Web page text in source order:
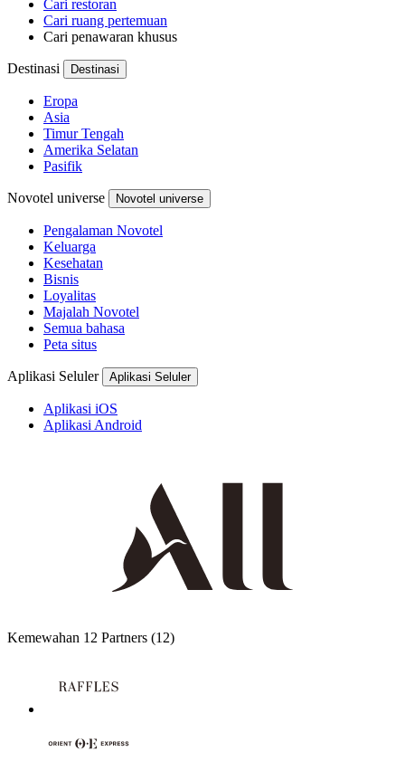
Cari restoran
Cari ruang pertemuan
Cari penawaran khusus
Destinasi Destinasi
Eropa
Asia
Timur Tengah
Amerika Selatan
Pasifik
Novotel universe Novotel universe
Pengalaman Novotel
Keluarga
Kesehatan
Bisnis
Loyalitas
Majalah Novotel
Semua bahasa
Peta situs
Aplikasi Seluler Aplikasi Seluler
Aplikasi iOS
Aplikasi Android
Kemewahan 12 Partners (12)